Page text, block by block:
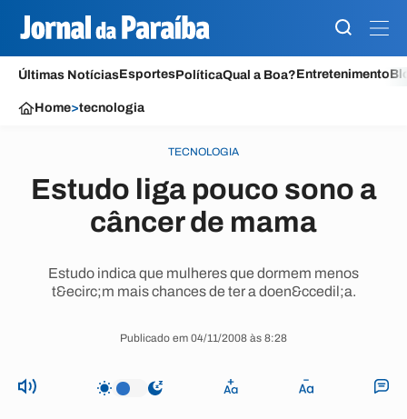
Últimas NotíciasEsportesPolíticaQual a Boa?Entretenimento
Home>tecnologia
TECNOLOGIA
Estudo liga pouco sono a
câncer de mama
Estudo indica que mulheres que dormem menos
t&ecirc;m mais chances de ter a doen&ccedil;a.
Publicado em 04/11/2008 às 8:28